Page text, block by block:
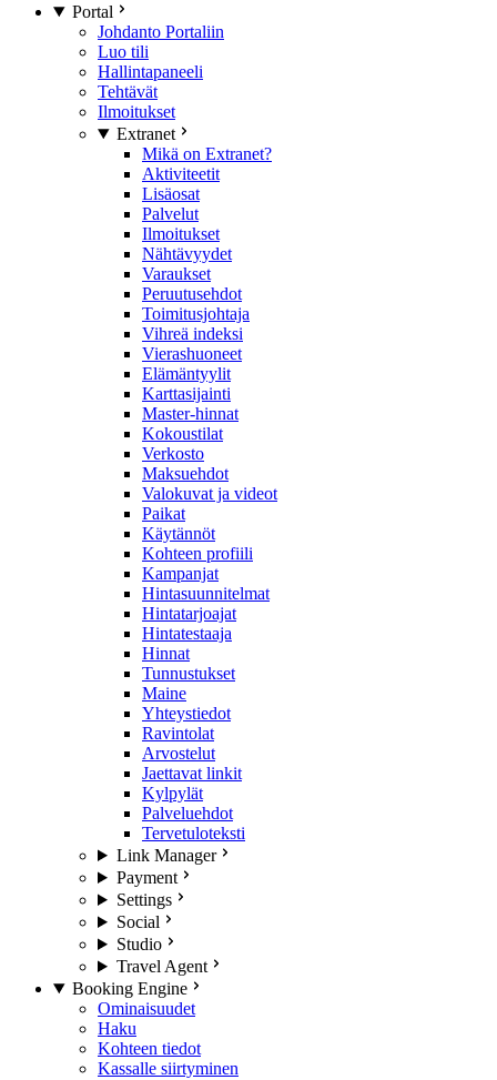
Portal
Johdanto Portaliin
Luo tili
Hallintapaneeli
Tehtävät
Ilmoitukset
Extranet
Mikä on Extranet?
Aktiviteetit
Lisäosat
Palvelut
Ilmoitukset
Nähtävyydet
Varaukset
Peruutusehdot
Toimitusjohtaja
Vihreä indeksi
Vierashuoneet
Elämäntyylit
Karttasijainti
Master-hinnat
Kokoustilat
Verkosto
Maksuehdot
Valokuvat ja videot
Paikat
Käytännöt
Kohteen profiili
Kampanjat
Hintasuunnitelmat
Hintatarjoajat
Hintatestaaja
Hinnat
Tunnustukset
Maine
Yhteystiedot
Ravintolat
Arvostelut
Jaettavat linkit
Kylpylät
Palveluehdot
Tervetuloteksti
Link Manager
Payment
Settings
Social
Studio
Travel Agent
Booking Engine
Ominaisuudet
Haku
Kohteen tiedot
Kassalle siirtyminen